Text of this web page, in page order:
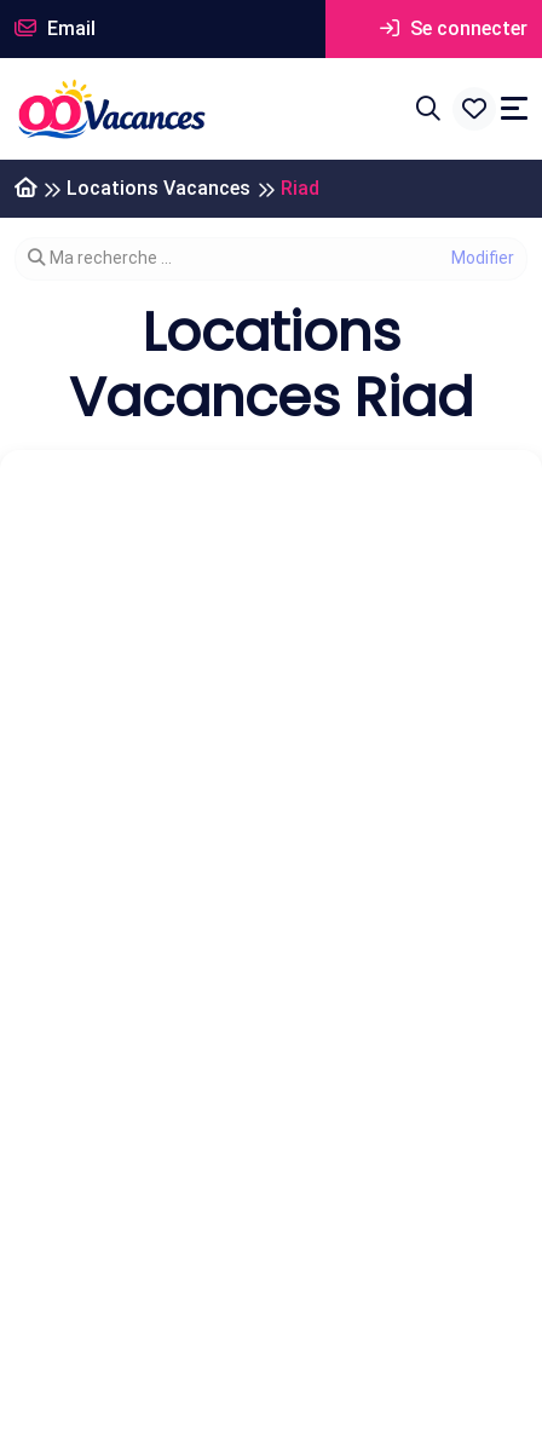
Email Se connecter
Locations Vacances Riad
Modifier votre recherche
Ma recherche ...
Locations
Vacances Riad